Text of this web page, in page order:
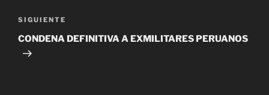
Siguiente
entrada
SIGUIENTE
CONDENA DEFINITIVA A EXMILITARES PERUANOS